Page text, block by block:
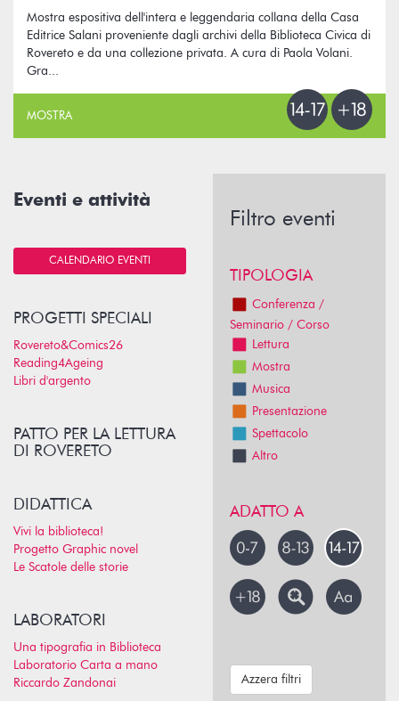
Mostra espositiva dell'intera e leggendaria collana della Casa
Editrice Salani proveniente dagli archivi della Biblioteca Civica di
Rovereto e da una collezione privata. A cura di Paola Volani.
Gra...
MOSTRA
Eventi e attività
CALENDARIO EVENTI
PROGETTI SPECIALI
Rovereto&Comics26
Reading4Ageing
Libri d'argento
PATTO PER LA LETTURA
DI ROVERETO
DIDATTICA
Vivi la biblioteca!
Progetto Graphic novel
Le Scatole delle storie
LABORATORI
Una tipografia in Biblioteca
Laboratorio Carta a mano
Riccardo Zandonai
Filtro eventi
TIPOLOGIA
Conferenza /
Seminario / Corso
Lettura
Mostra
Musica
Presentazione
Spettacolo
Altro
ADATTO A
Azzera filtri